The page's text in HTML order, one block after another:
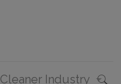
Cleaner Industry